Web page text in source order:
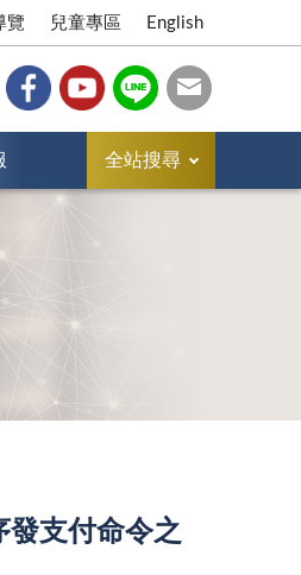
覽 兒童專區 English
全站搜尋
支付命令之